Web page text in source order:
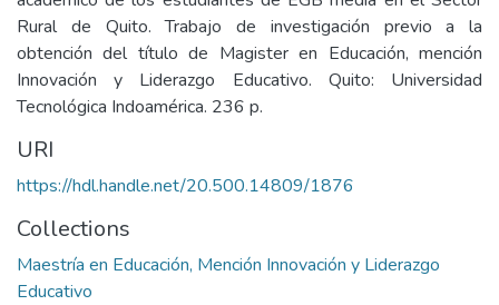
Rural de Quito. Trabajo de investigación previo a la
obtención del título de Magister en Educación, mención
Innovación y Liderazgo Educativo. Quito: Universidad
Tecnológica Indoamérica. 236 p.
URI
https://hdl.handle.net/20.500.14809/1876
Collections
Maestría en Educación, Mención Innovación y Liderazgo
Educativo